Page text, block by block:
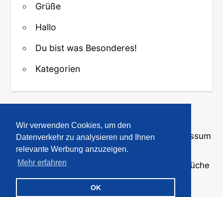
Wir verwenden Cookies, um den
Datenverkehr zu analysieren und Ihnen
relevante Werbung anzuzeigen.
Mehr erfahren
OK
Grüße
Hallo
Du bist was Besonderes!
Kategorien
↑ Zurück zum Anfang
Über uns·Kontakt·Datenschutz Impressum
© 2008-2026
· Bilder und Sprüche
für WhatsApp und Profile